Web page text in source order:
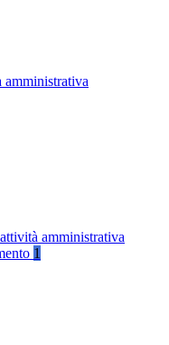
amministrativa
amministrativa
1